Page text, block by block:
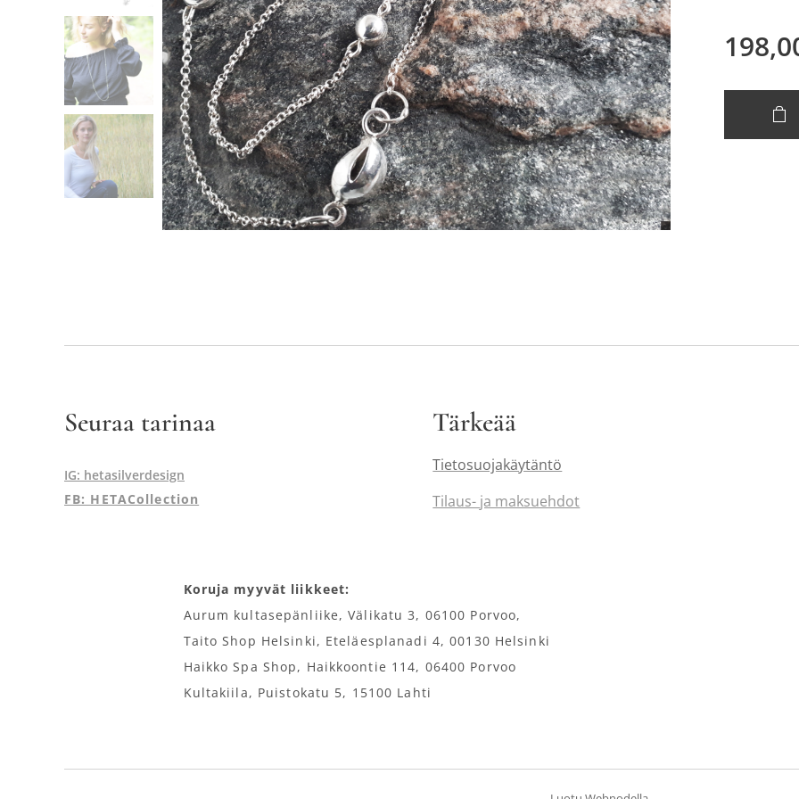
Seuraa tarinaa
IG: hetasilverdesign
FB: HETACollection
Tärkeää
Tietosuojakäytäntö
Tilaus- ja maksuehdot
Koruja myyvät liikkeet:
Aurum kultasepänliike, Välikatu 3, 06100 Porvoo,
Taito Shop Helsinki, Eteläesplanadi 4, 00130 Helsinki
Haikko Spa Shop, Haikkoontie 114, 06400 Porvoo
Kultakiila, Puistokatu 5, 15100 Lahti